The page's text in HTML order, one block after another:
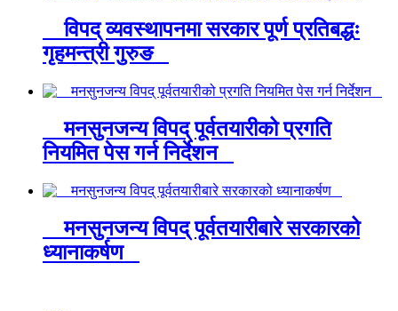
विपद् व्यवस्थापनमा सरकार पूर्ण प्रतिबद्धः
गृहमन्त्री गुरुङ
मनसुनजन्य विपद् पूर्वतयारीको प्रगति
नियमित पेस गर्न निर्देशन
मनसुनजन्य विपद् पूर्वतयारीबारे सरकारको
ध्यानाकर्षण